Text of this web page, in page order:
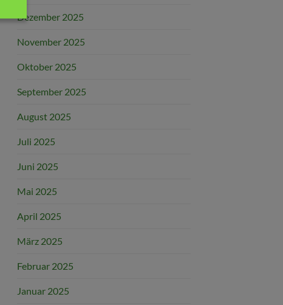
Dezember 2025
November 2025
Oktober 2025
September 2025
August 2025
Juli 2025
Juni 2025
Mai 2025
April 2025
März 2025
Februar 2025
Januar 2025